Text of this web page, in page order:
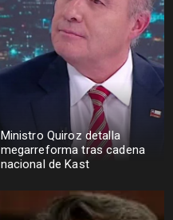
Ministro Quiroz detalla
megarreforma tras cadena
nacional de Kast